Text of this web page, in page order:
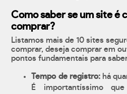
Como saber se um site é
comprar?
Listamos mais de 10 sites
comprar, deseja comprar em
pontos fundamentais para
Tempo de registro:há
É importantíssimo